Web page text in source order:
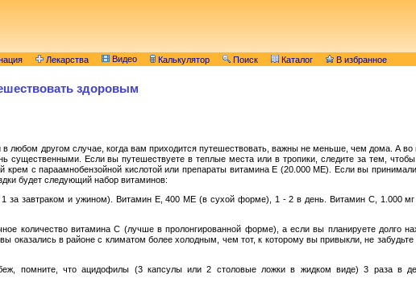
Лекарства Видео Калькулятор Поиск Каталог В избранное
здоровым
любом другом случае, когда вам приходится путешествовать, важны не меньше, чем дома. А во
существенными. Если вы путешествуете в теплые места или в тропики, следите за тем,
с параамнобензойной кислотой или препараты витамина Е (20.000 ME). Если вы
будет следующий набор витаминов:
завтраком и ужином). Витамин E, 400 ME (в сухой форме), 1 - 2 в день. Витамин C, 1.000
количество витамина C (лучше в пролонгированной форме), а если вы планируете долго
в районе с климатом более холодным, чем тот, к которому вы привыкли, не
помните, что ацидофилы (3 капсулы или 2 столовые ложки в жидком виде) 3 раза в